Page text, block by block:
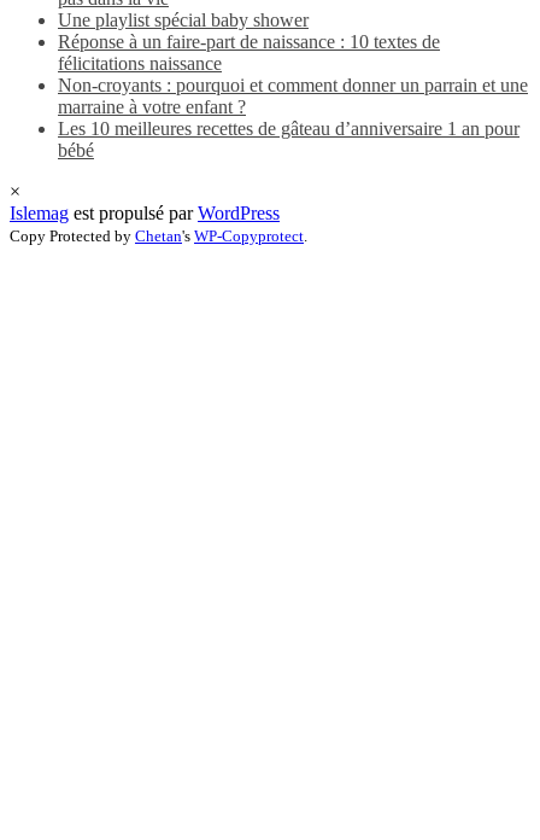
Une playlist spécial baby shower
Réponse à un faire-part de naissance : 10 textes de
félicitations naissance
Non-croyants : pourquoi et comment donner un parrain et une
marraine à votre enfant ?
Les 10 meilleures recettes de gâteau d’anniversaire 1 an pour
bébé
×
Islemag est propulsé parWordPress
Copy Protected by Chetan's WP-Copyprotect